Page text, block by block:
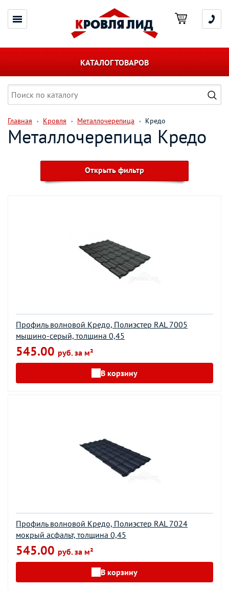
КАТАЛОГ ТОВАРОВ
Главная Кровля Металлочерепица Кредо
Металлочерепица Кредо
Открыть фильтр
Профиль волновой Кредо, Полиэстер RAL 7005
мышино-серый, толщина 0,45
545.00 руб. за м²
В корзину
Профиль волновой Кредо, Полиэстер RAL 7024
мокрый асфальт, толщина 0,45
545.00 руб. за м²
В корзину